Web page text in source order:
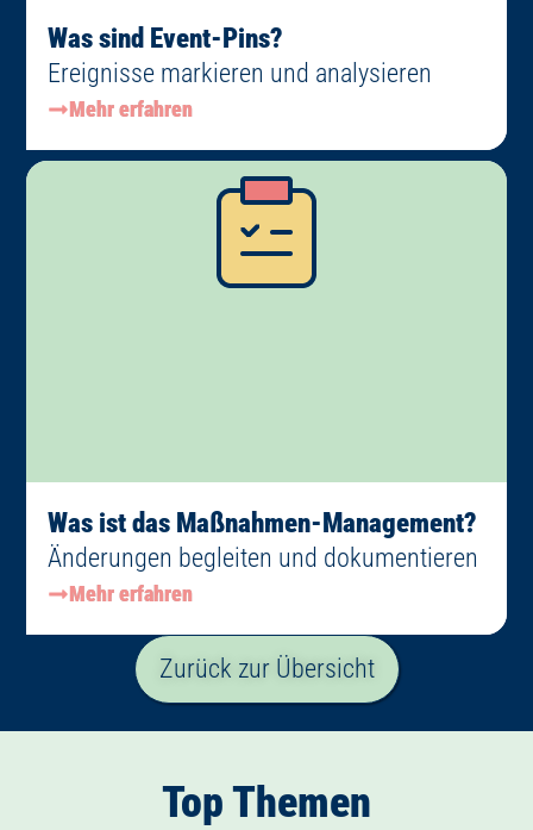
Was sind Event-Pins?
Ereignisse markieren und analysieren
Mehr erfahren
Was ist das Maßnahmen-Management?
Änderungen begleiten und dokumentieren
Mehr erfahren
Zurück zur Übersicht
Top Themen